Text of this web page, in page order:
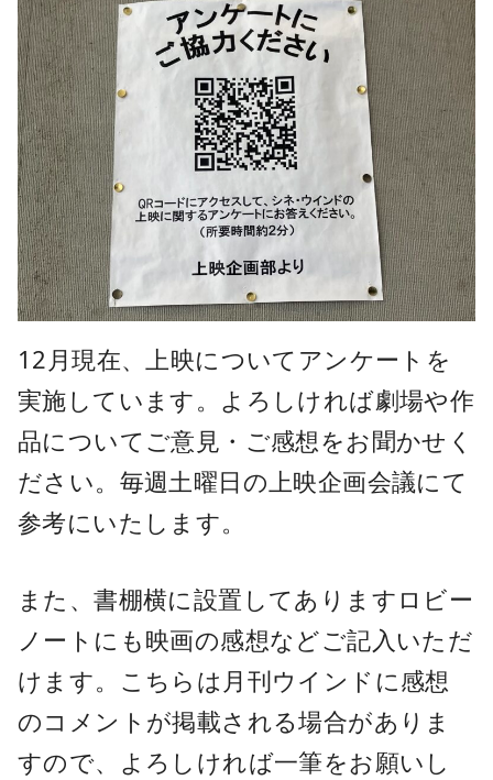
12月現在、上映についてアンケートを
実施しています。よろしければ劇場や作
品についてご意見・ご感想をお聞かせく
ださい。毎週土曜日の上映企画会議にて
参考にいたします。
また、書棚横に設置してありますロビー
ノートにも映画の感想などご記入いただ
けます。こちらは月刊ウインドに感想
のコメントが掲載される場合がありま
すので、よろしければ一筆をお願いし